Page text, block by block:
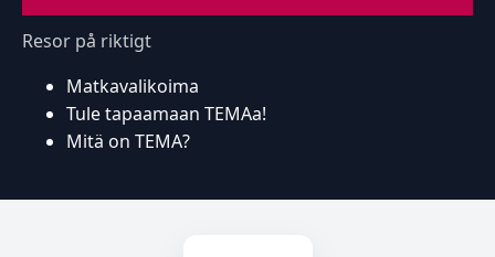
Resor på riktigt
Matkavalikoima
Tule tapaamaan TEMAa!
Mitä on TEMA?